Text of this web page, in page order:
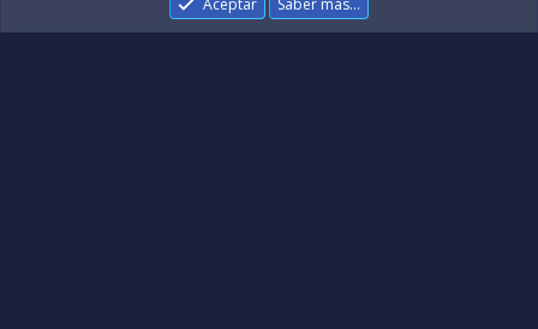
que querais al banco, salir de dawnport con el dinero que
Aceptar
Saber más…